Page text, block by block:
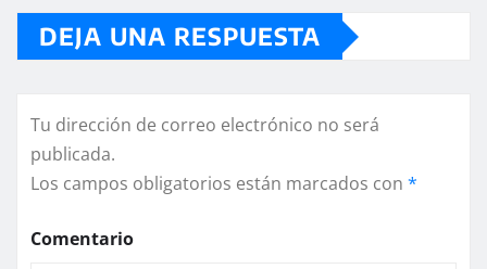
DEJA UNA RESPUESTA
Tu dirección de correo electrónico no será
publicada.
Los campos obligatorios están marcados con *
Comentario